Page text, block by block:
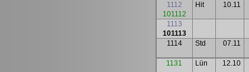
1112
101112
Hit 10.11
1113
101113
1114
Std 07.11
1131
Lün 12.10